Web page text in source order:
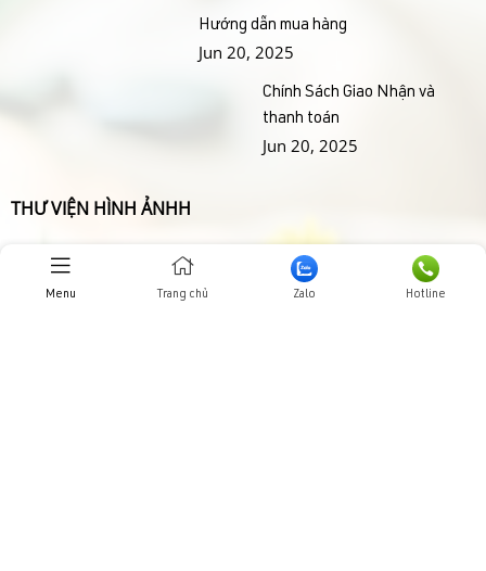
Hướng dẫn mua hàng
Jun 20, 2025
Chính Sách Giao Nhận và
thanh toán
Jun 20, 2025
THƯ VIỆN HÌNH ẢNHH
Menu Trang chủ Zalo Hotline